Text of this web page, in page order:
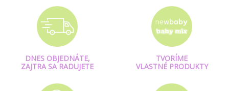
DNES OBJEDNÁTE,
ZAJTRA SA RADUJETE
TVORÍME
VLASTNÉ PRODUKTY